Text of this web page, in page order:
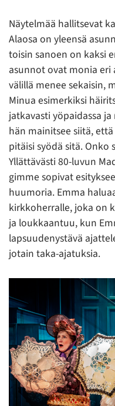
Näytelmää hallitsevat
Alaosa on yleensä
toisin sanoen on kaksi
asunnot ovat monia eri
välillä menee sekaisin,
Minua esimerkiksi
jatkavasti yöpaidassa
hän mainitsee siitä,
pitäisi syödä sitä.
Yllättävästi 80-luvun
gimme sopivat
huumoria. Emma
kirkkoherralle, joka on
ja loukkaantuu, kun
lapsuudenystävä
jotain taka-ajatuksia.